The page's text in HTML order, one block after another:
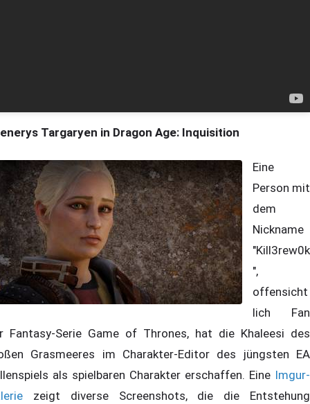
Targaryen in Dragon Age: Inquisition
Eine
Person mit
dem
Nickname
"Kill3rew0k
",
offensicht
lich Fan
Fantasy-Serie Game of Thrones, hat die Khaleesi des
Grasmeeres im Charakter-Editor des jüngsten EA
als spielbaren Charakter erschaffen. Eine Imgur-
zeigt diverse Screenshots, die die Entstehung